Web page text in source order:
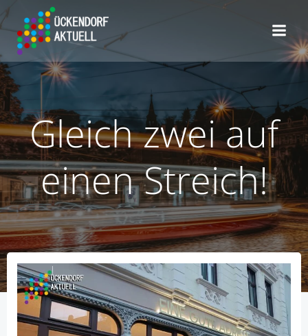
Gleich zwei auf
einen Streich!